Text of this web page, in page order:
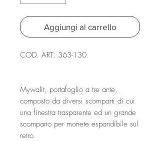
Aggiungi al carrello
COD. ART. 363-130
Mywalit, portafoglio a tre ante,
composto da diversi scomparti di cui
una finestra trasparente ed un grande
scomparto per monete espandibile sul
retro